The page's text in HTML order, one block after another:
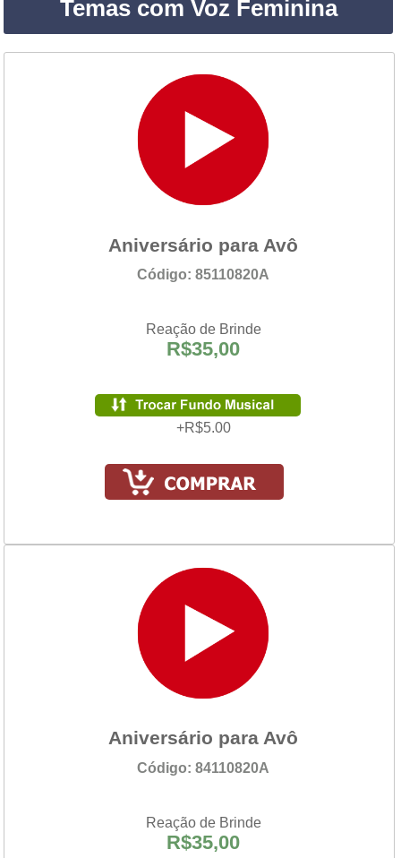
Temas com Voz Feminina
Aniversário para Avô
Código: 85110820A
Reação de Brinde
R$35,00
+R$5.00
Aniversário para Avô
Código: 84110820A
Reação de Brinde
R$35,00